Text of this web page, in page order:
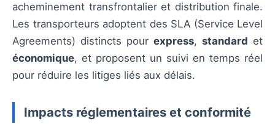
acheminement transfrontalier et distribution finale.
Les transporteurs adoptent des SLA (Service Level
Agreements) distincts pour express, standard et
économique, et proposent un suivi en temps réel
pour réduire les litiges liés aux délais.
Impacts réglementaires et conformité